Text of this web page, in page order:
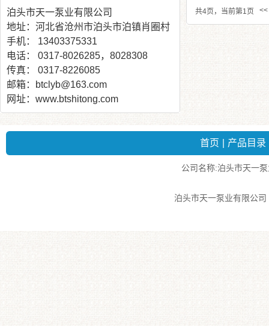
共4页，当前第1页 <<
泊头市天一泵业有限公司
地址：河北省沧州市泊头市泊镇肖圈村
手机： 13403375331
电话： 0317-8026285，8028308
传真： 0317-8226085
邮箱：btclyb@163.com
网址：www.btshitong.com
首页 产品目录
公司名称:泊头市天一
泊头市天一泵业有限公